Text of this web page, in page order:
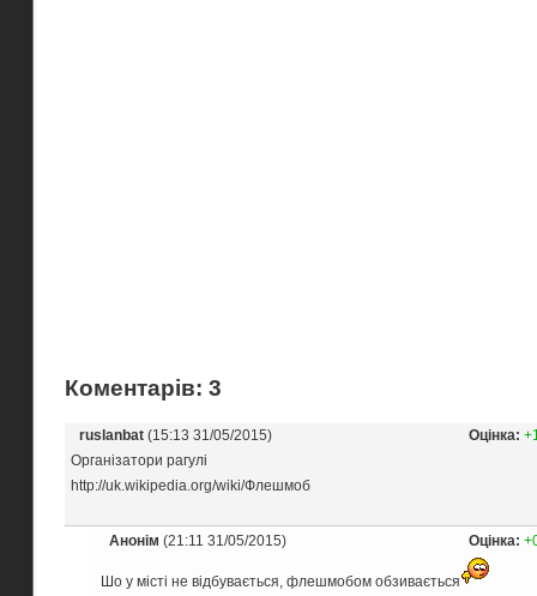
Коментарів: 3
ruslanbat (15:13 31/05/2015) Оцінка:
Організатори рагулі
http://uk.wikipedia.org/wiki/Флешмоб
Анонім (21:11 31/05/2015) Оцінка:
Шо у місті не відбувається, флешмобом обзивається